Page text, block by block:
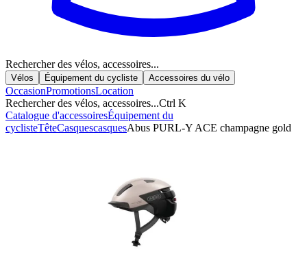
Rechercher des vélos, accessoires...
Vélos Équipement du cycliste Accessoires du vélo
OccasionPromotionsLocation
Rechercher des vélos, accessoires...Ctrl K
Catalogue d'accessoiresÉquipement du
cyclisteTêteCasquescasquesAbus PURL-Y ACE champagne gold